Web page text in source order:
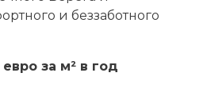
и беззаботного
за м² в год